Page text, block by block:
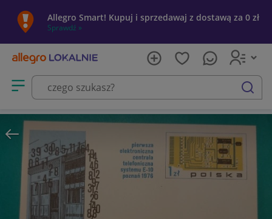
Allegro Smart! Kupuj i sprzedawaj z dostawą za 0 zł
Sprawdź »
Otwórz menu z kategoriami
szukaj